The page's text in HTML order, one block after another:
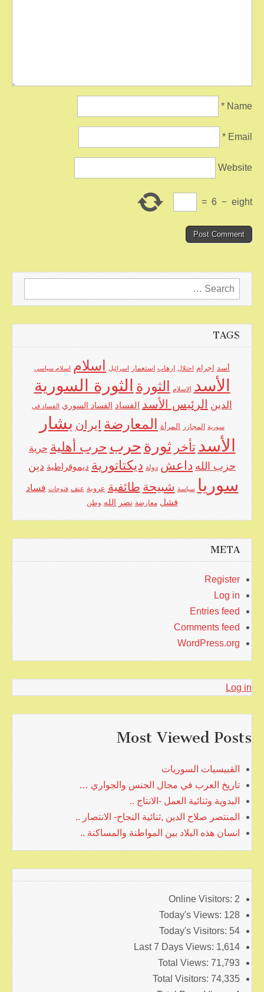
Name
*
Email
*
Website
eight
−
6
=
Search
for:
TAGS
أسد اجرام احتلال ارهاب استعمار اسرائيل اسلام اسلام سياسي
الأسد الاسلام الثورة الثورة السورية
الدين الرئيس الأسد الفساد الفساد السوري الفساد في
سورية المجازر المرأة المعارضة ايران بشار
الأسد تأخر ثورة حرب حرب أهلية حرية
حزب الله داعش دولة ديكتاتورية ديموقراطية دين
سوريا سياسة شبيحة طائفية عروبة عنف فتوحات فساد
فشل معارضة نصر الله وطن
META
Register
Log in
Entries feed
Comments feed
WordPress.org
Log in
Most Viewed Posts
القبيسيات السوريات
تاريخ العرب في مجال الجنس والجواري …
البدوية وثنائية العمل -الانتاج ..
المنتصر صلاح الدين ,ثنائية النجاح- الانتصار ..
انسان هذه البلاد بين المواطنة والمساكنة ..
Online Visitors: 2
Today's Views: 128
Today's Visitors: 54
Last 7 Days Views: 1,614
Total Views: 71,793
Total Visitors: 74,335